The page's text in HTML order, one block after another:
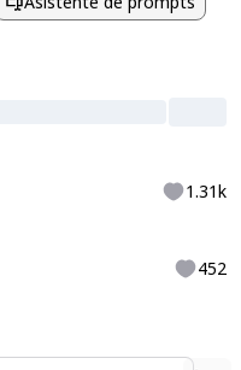
1.31k
452